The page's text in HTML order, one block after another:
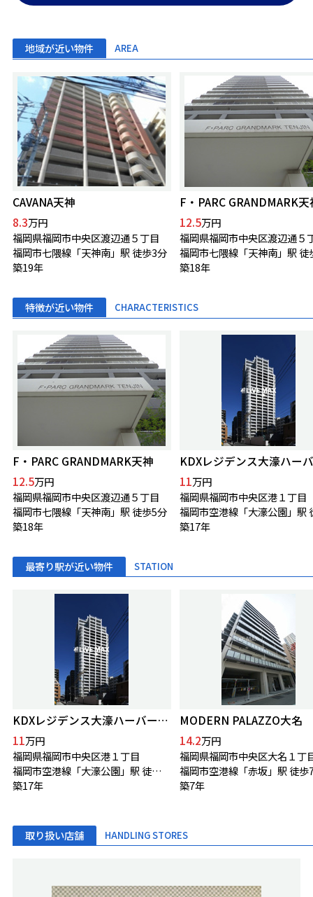
地域が近い物件 AREA
CAVANA天神
8.3万円
福岡県福岡市中央区渡辺通５丁目
福岡市七隈線「天神南」駅 徒歩3分
築19年
F・PARC GRANDMARK天
12.5万円
福岡県福岡市中央区渡辺通５
福岡市七隈線「天神南」駅 徒
築18年
特徴が近い物件 CHARACTERISTICS
F・PARC GRANDMARK天神
12.5万円
福岡県福岡市中央区渡辺通５丁目
福岡市七隈線「天神南」駅 徒歩5分
築18年
11万円
福岡県福岡市中央区港１丁目
築17年
最寄り駅が近い物件 STATION
KDXレジデンス大濠ハーバービュータワー
11万円
福岡県福岡市中央区港１丁目
福岡市空港線「大濠公園」駅 徒歩9分
築17年
MODERN PALAZZO大名
14.2万円
福岡県福岡市中央区大名１丁
福岡市空港線「赤坂」駅 徒歩
築7年
取り扱い店舗 HANDLING STORES